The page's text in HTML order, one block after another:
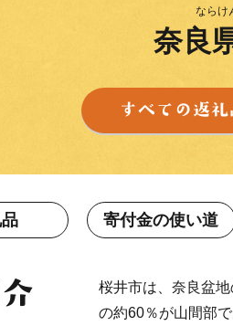
ならけ
奈良
寄付金の使い道
桜井市は、奈良盆
の約60％が山間部